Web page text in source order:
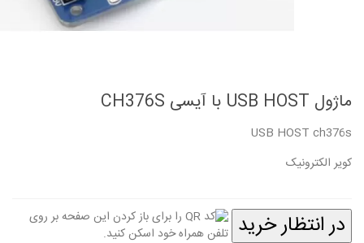
ماژول USB HOST با آیسی CH376S
USB HOST ch376s
کویر الکترونیک
در انتظار خرید